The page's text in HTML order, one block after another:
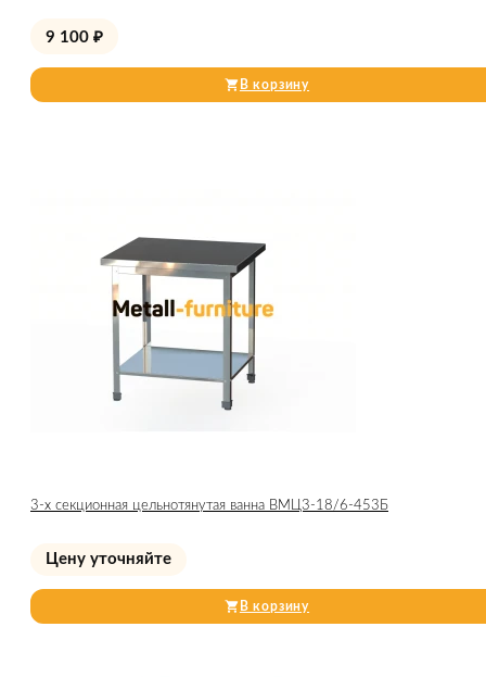
9 100 ₽
В корзину
3-х секционная цельнотянутая ванна ВМЦ3-18/6-453Б
Цену уточняйте
В корзину